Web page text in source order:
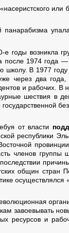
или
панарабизма
годы возникла
1974 года —
В 1977
через два года,
и рабочих. В
шествия в
от власти
республики
членов
общин стран
осуществлялся
завоевывать
ресурсов и